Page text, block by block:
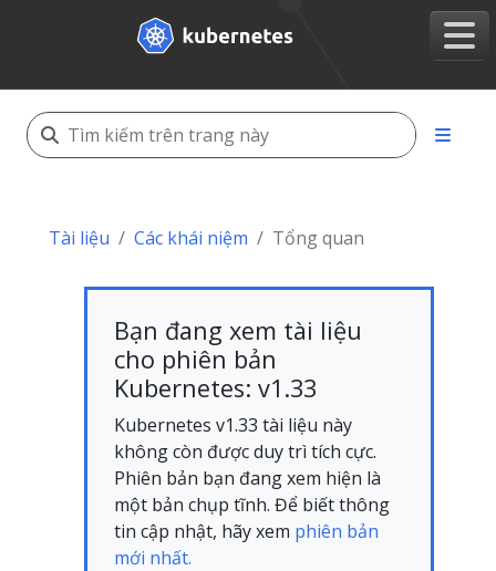
Tài liệu Các khái niệm Tổng quan
Bạn đang xem tài liệu
cho phiên bản
Kubernetes: v1.33
Kubernetes v1.33 tài liệu này
không còn được duy trì tích cực.
Phiên bản bạn đang xem hiện là
một bản chụp tĩnh. Để biết thông
tin cập nhật, hãy xem phiên bản
mới nhất.